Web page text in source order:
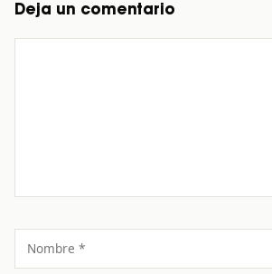
Deja un comentario
Comentario
Nombre